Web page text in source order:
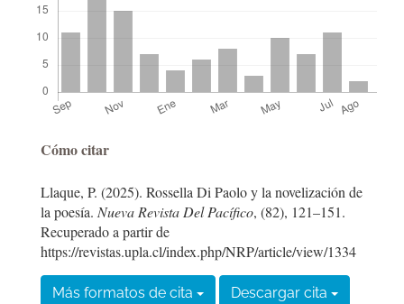
Detalles
artículo
Cómo citar
Llaque, P. (2025). Rossella Di Paolo y la novelización de
la poesía. Nueva Revista Del Pacífico, (82), 121–151.
Recuperado a partir de
https://revistas.upla.cl/index.php/NRP/article/view/1334
Más formatos de cita Descargar cita